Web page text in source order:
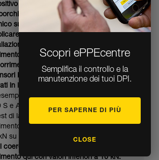
e/o corda utilizzati e/o bagnati
Se si teme un incidente
sulla teleferica, è preferibile
gli ancoraggi o modificare
piuttosto che contare sullo
della corda per proteggervi.
di corda constatato nei
I’D e RIG è coerente con i valori
in laboratorio per questi dispositivi
scorrimento a partire da 6,4 kN
S e AXIS).
di laboratorio sul MAESTRO, lo
è stato misurato a partire da
su AXIS e oltre 11 kN su VECTOR.
coerente che non ci sia stato
qui con valori inferiori a 10 kN.
Scopri ePPEcentre
Semplifica il controllo e la
manutenzione dei tuoi DPI.
PER SAPERNE DI PIÙ